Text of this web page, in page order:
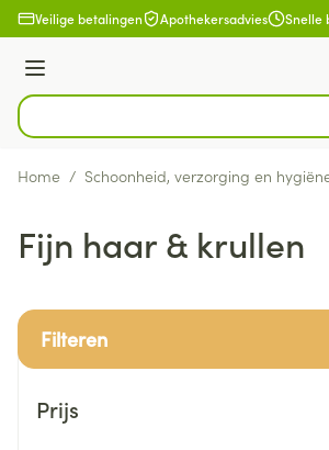
Ga naar de inhoud
Veilige betalingen Apothekersadvies Snelle
Menu
Product, merk, categorie...
Home / Schoonheid, verzorging en
Fijn haar & krullen
Filteren
Prijs